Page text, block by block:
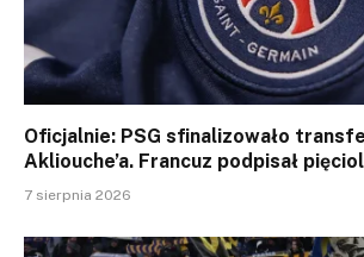
Oficjalnie: PSG sfinalizowało
Akliouche’a. Francuz podpisał
7 sierpnia 2026